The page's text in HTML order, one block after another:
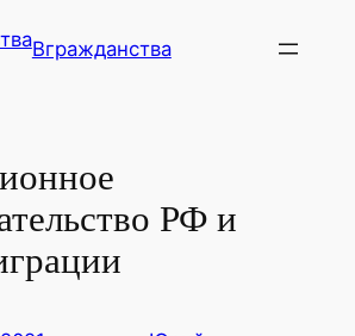
Вгражданства
РФ и